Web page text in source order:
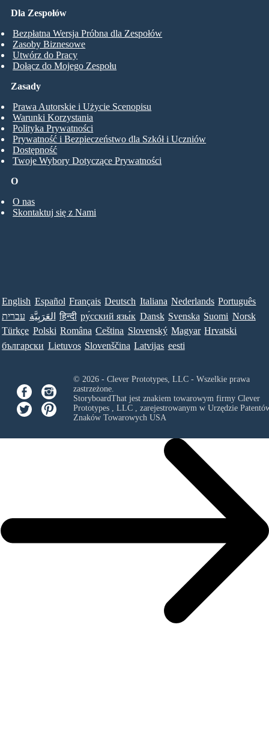
Dla Zespołów
Bezpłatna Wersja Próbna dla Zespołów
Zasoby Biznesowe
Utwórz do Pracy
Dołącz do Mojego Zespołu
O
O nas
Skontaktuj się z Nami
Zasady
Prawa Autorskie i Użycie Scenopisu
Warunki Korzystania
Polityka Prywatności
Prywatność i Bezpieczeństwo dla Szkół i Uczniów
Dostępność
Twoje Wybory Dotyczące Prywatności
English Español Français Deutsch Italiana Nederlands Português
עברית العَرَبِيَّة हिन्दी ру́сский язы́к Dansk Svenska Suomi Norsk
Türkçe Polski Româna Ceština Slovenský Magyar Hrvatski
български Lietuvos Slovenščina Latvijas eesti
© 2026 - Clever Prototypes, LLC - Wszelkie prawa
zastrzeżone.
StoryboardThat jest znakiem towarowym firmy Clever
Prototypes , LLC, zarejestrowanym w Urzędzie
Znaków Towarowych USA